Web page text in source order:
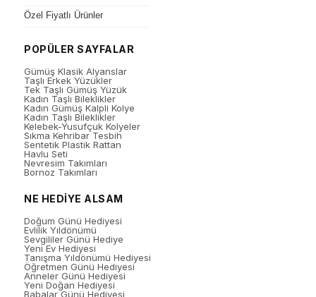
Özel Fiyatlı Ürünler
POPÜLER SAYFALAR
Gümüş Klasik Alyanslar
Taşlı Erkek Yüzükler
Tek Taşlı Gümüş Yüzük
Kadın Taşlı Bileklikler
Kadın Gümüş Kalpli Kolye
Kadın Taşlı Bileklikler
Kelebek-Yusufçuk Kolyeler
Sıkma Kehribar Tesbih
Sentetik Plastik Rattan
Havlu Seti
Nevresim Takımları
Bornoz Takımları
NE HEDİYE ALSAM
Doğum Günü Hediyesi
Evlilik Yıldönümü
Sevgililer Günü Hediye
Yeni Ev Hediyesi
Tanışma Yıldönümü Hediyesi
Öğretmen Günü Hediyesi
Anneler Günü Hediyesi
Yeni Doğan Hediyesi
Babalar Günü Hediyesi